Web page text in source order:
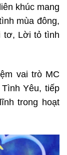
khúc mang
mùa đông,
tơ, Lời tỏ tình
vai trò MC
Yêu, tiếp
trong hoạt